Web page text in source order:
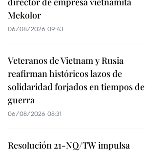
Mekolor
06/08/2026 09:43
Veteranos de Vietnam y Rusia
reafirman históricos lazos de
solidaridad forjados en tiempos de
guerra
06/08/2026 08:31
Resolución 21-NQ/TW impulsa